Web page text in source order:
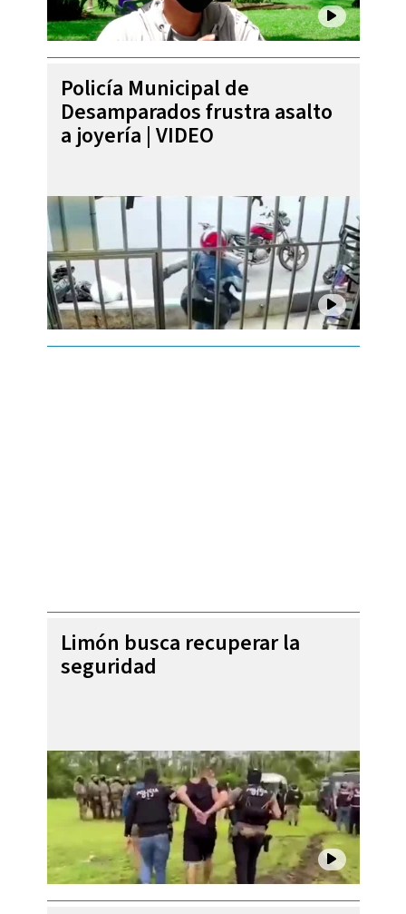
Policía Municipal de
Desamparados frustra asalto
a joyería | VIDEO
Limón busca recuperar la
seguridad